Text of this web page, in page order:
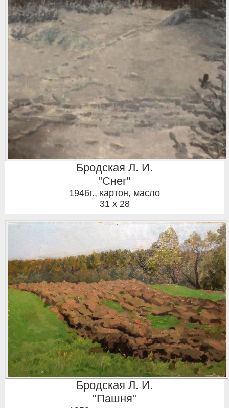
Бродская Л. И.
"Снег"
1946г., картон, масло
31 x 28
Бродская Л. И.
"Пашня"